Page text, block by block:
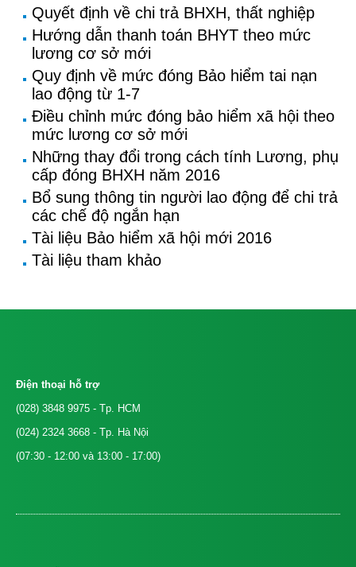
Quyết định về chi trả BHXH, thất nghiệp
Hướng dẫn thanh toán BHYT theo mức
lương cơ sở mới
Quy định về mức đóng Bảo hiểm tai nạn
lao động từ 1-7
Điều chỉnh mức đóng bảo hiểm xã hội theo
mức lương cơ sở mới
Những thay đổi trong cách tính Lương, phụ
cấp đóng BHXH năm 2016
Bổ sung thông tin người lao động để chi trả
các chế độ ngắn hạn
Tài liệu Bảo hiểm xã hội mới 2016
Tài liệu tham khảo
Điện thoại hỗ trợ
(028) 3848 9975 - Tp. HCM
(024) 2324 3668 - Tp. Hà Nội
(07:30 - 12:00 và 13:00 - 17:00)